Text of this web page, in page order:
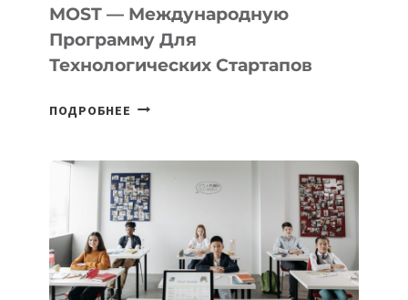
ПРЕДПРИНИМАТЕЛЬСТВО
MOST — Международную
Программу Для
Технологических Стартапов
ПОДРОБНЕЕ ОТКРЫТ
DEAL
VELOCITY
BY
MOST
—
МЕЖДУНАРОДНУЮ